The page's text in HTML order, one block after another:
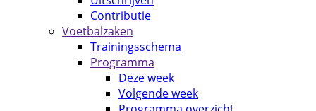
Contributie
Voetbalzaken
Trainingsschema
Programma
Deze week
Volgende week